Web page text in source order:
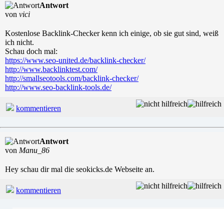
Antwort
von vici
Kostenlose Backlink-Checker kenn ich einige, ob sie gut sind, weiß
ich nicht.
Schau doch mal:
https://www.seo-united.de/backlink-checker/
http://www.backlinktest.com/
http://smallseotools.com/backlink-checker/
http://www.seo-backlink-tools.de/
kommentieren
Antwort
von Manu_86
Hey schau dir mal die seokicks.de Webseite an.
kommentieren